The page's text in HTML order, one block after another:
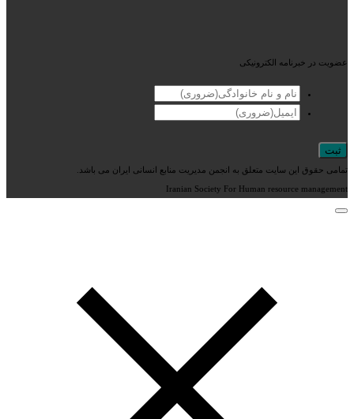
عضویت در خبرنامه الکترونیکی
تمامی حقوق این سایت متعلق به انجمن مدیریت منابع انسانی ایران می باشد.
Iranian Society For Human resource management